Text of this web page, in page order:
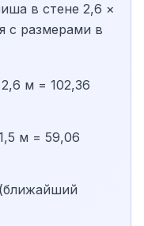
в стене 2,6 ×
с размерами в
м = 102,36
м = 59,06